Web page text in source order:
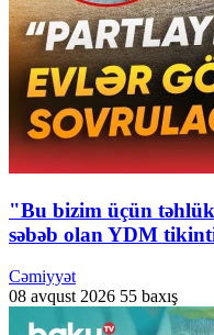
"Bu bizim üçün
səbəb olan YDM
Cəmiyyət
08 avqust 2026 55 baxış